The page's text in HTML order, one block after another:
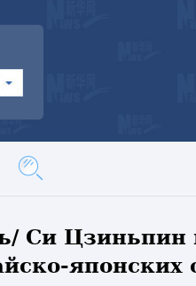
Си Цзиньпин